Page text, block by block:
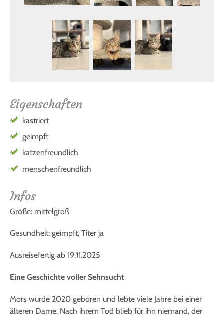
Eigenschaften
kastriert
geimpft
katzenfreundlich
menschenfreundlich
Infos
Größe: mittelgroß
Gesundheit: geimpft, Titer ja
Ausreisefertig ab 19.11.2025
Eine Geschichte voller Sehnsucht
Mors wurde 2020 geboren und lebte viele Jahre bei einer
älteren Dame. Nach ihrem Tod blieb für ihn niemand, der